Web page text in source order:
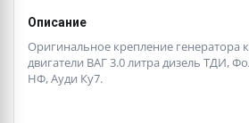
Описание
Оригинальное крепление генератора
двигатели ВАГ 3.0 литра дизель ТДИ,
НФ, Ауди Ку7.